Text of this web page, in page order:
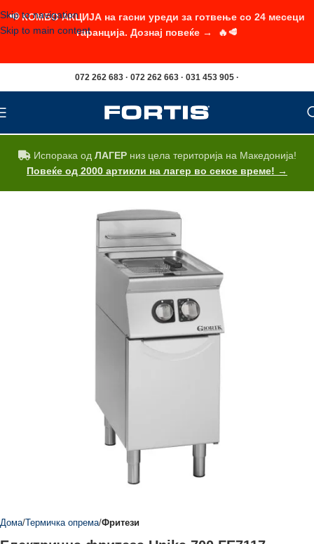
Skip to navigation
Skip to main content
072 262 683 · 072 262 663 · 031 453 905 ·
Испорака од ЛАГЕРниз цела територија на Македонија!
Повеќе од 2000 артикли на лагер во секое време! →
Дома Термичка опрема Фритези
📢 КОМБО АКЦИЈА на гасни уреди за готвење со 24 месеци
гаранција. Дознај повеќе → 🔥🥩